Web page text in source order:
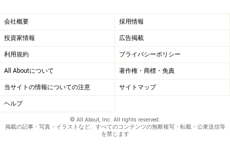
『インドカレー』市販のルウを使わず、数種類の
スパイスをミックスして作ります。ヨーグルトも必
須。「お店のカレーみたい！」と驚かれます。うし
し。（30代 会社員）
総出で一日かけて、餃子を作ります。（30代 専業
会社概要 採用情報
投資家情報 広告掲載
利用規約 プライバシーポリシー
All Aboutについて 著作権・商標・免責
当サイトの情報についての注意 サイトマップ
ヘルプ
© All About, Inc. All rights reserved.
掲載の記事・写真・イラストなど、すべてのコンテンツの無断複写・転載・公衆送信等
を禁じます